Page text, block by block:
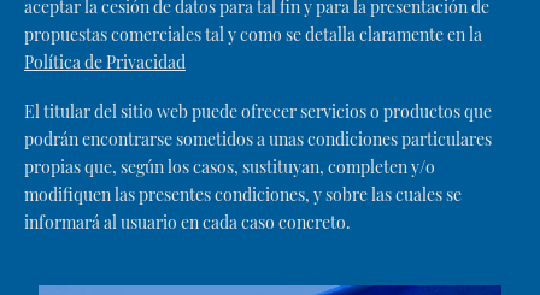
aceptar la cesión de datos para tal fin y para la presentación de
propuestas comerciales tal y como se detalla claramente en la
Política de Privacidad
El titular del sitio web puede ofrecer servicios o productos que
podrán encontrarse sometidos a unas condiciones particulares
propias que, según los casos, sustituyan, completen y/o
modifiquen las presentes condiciones, y sobre las cuales se
informará al usuario en cada caso concreto.